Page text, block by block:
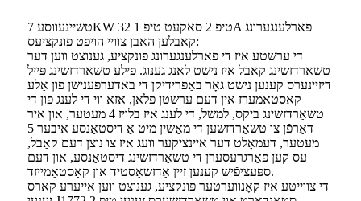
טשיינעווסע 7KW טיפ 2 סאקעט טיפ 1 32A פארלענגערונג
קאבלען האבן צוויי הויפט פונקציעס:
די ערשטע איז די פארלענגערונג פונקציע, גענוצט ווען דער
טשאַרדזשינג קאַבל איז נישט לאַנג גענוג. פילע טשאַרדזשינג פּייל
דיזיינערס קענען נישט גאָר באַפרידיקן די באדערפענישן פון אַלע
קאַסטאַמערז אין דעם ערשטן פּלאַן, אַזאַ ווי די לענג פון די
טשאַרדזשינג ביקס, למשל, די לענג איז בלויז 4 מעטער, און איר
דאַרפֿן צו טשאַרדזשען די מאַשין מיט אַ דיסטאַנסע איבער 5
מעטער, דעמאָלט דער איינציקער וועג איז צו נוצן דעם קאַבל,
עס קען פאַרגרעסערן די טשאַרדזשינג דיסטאַנסע, און דעם
ספּעציפֿיש קענען זיין אַדזשאַסטיד און קאַסטאַמייזד.
די צווייטע איז קאָנווערטער פונקציע, גענוצט ווען אייערע קארס